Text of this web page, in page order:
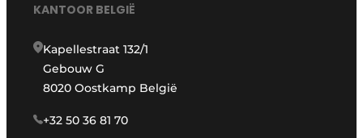
KANTOOR BELGIË
Kapellestraat 132/1
Gebouw G
8020 Oostkamp België
+32 50 36 81 70